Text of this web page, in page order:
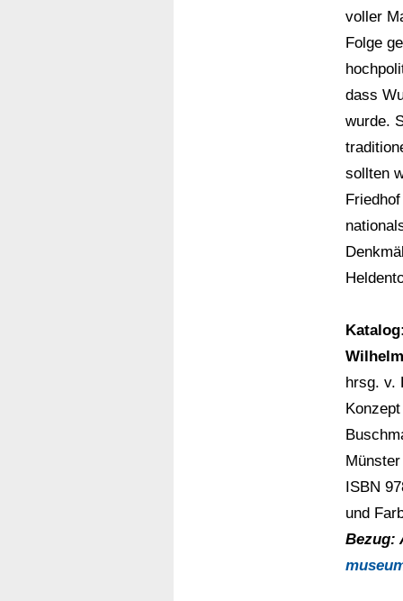
voller
Folge
dass
wurde.
sollten
hrsg. v.
Münster
ISBN
und
Bezug: